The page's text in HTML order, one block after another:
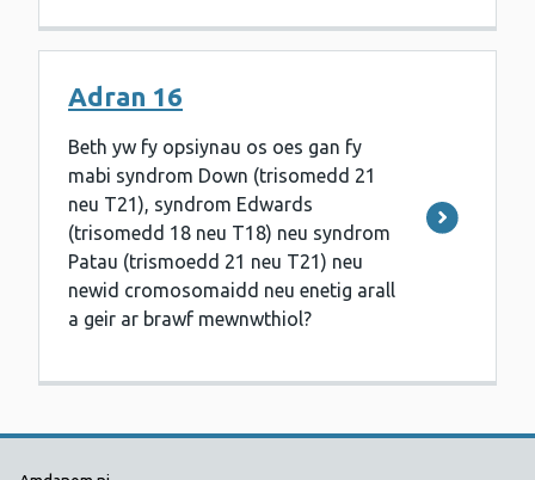
Adran 16
Beth yw fy opsiynau os oes gan fy
mabi syndrom Down (trisomedd 21
neu T21), syndrom Edwards
(trisomedd 18 neu T18) neu syndrom
Patau (trismoedd 21 neu T21) neu
newid cromosomaidd neu enetig arall
a geir ar brawf mewnwthiol?